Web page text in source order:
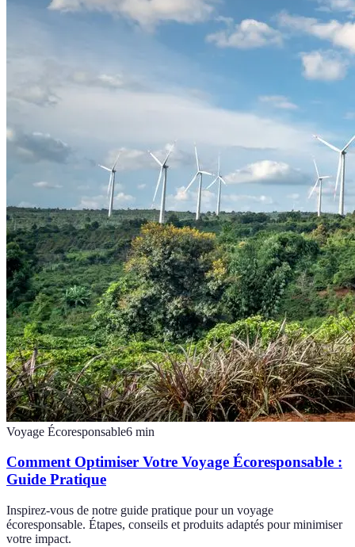
Voyage Écoresponsable6 min
Comment Optimiser Votre Voyage Écoresponsable :
Guide Pratique
Inspirez-vous de notre guide pratique pour un voyage
écoresponsable. Étapes, conseils et produits adaptés pour minimiser
votre impact.